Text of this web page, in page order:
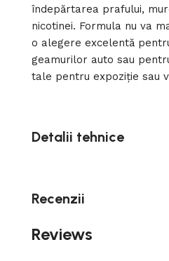
îndepărtarea prafului,
nicotinei. Formula nu va
o alegere excelentă
geamurilor auto sau
tale pentru expoziție sau
Detalii tehnice
Recenzii
Reviews